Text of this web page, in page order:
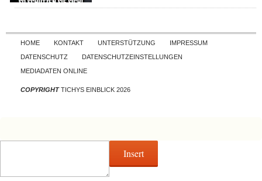
Skip to content
HOME KONTAKT UNTERSTÜTZUNG
IMPRESSUM
DATENSCHUTZ
DATENSCHUTZEINSTELLUNGEN
MEDIADATEN ONLINE
COPYRIGHTTICHYS EINBLICK 2026
Insert